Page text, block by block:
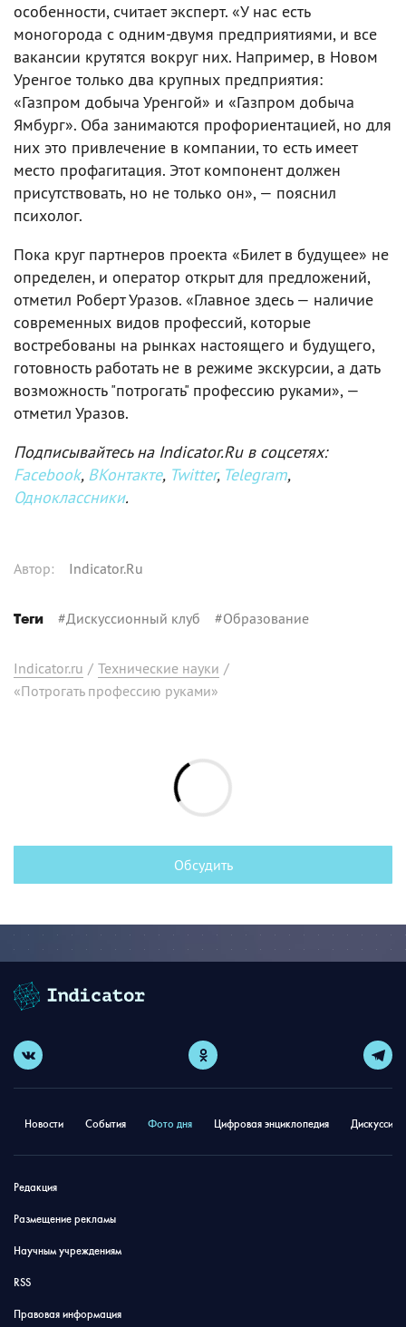
особенности, считает эксперт. «У нас есть
моногорода с одним-двумя предприятиями, и все
вакансии крутятся вокруг них. Например, в Новом
Уренгое только два крупных предприятия:
«Газпром добыча Уренгой» и «Газпром добыча
Ямбург». Оба занимаются профориентацией, но для
них это привлечение в компании, то есть имеет
место профагитация. Этот компонент должен
присутствовать, но не только он», — пояснил
психолог.
Пока круг партнеров проекта «Билет в будущее» не
определен, и оператор открыт для предложений,
отметил Роберт Уразов. «Главное здесь — наличие
современных видов профессий, которые
востребованы на рынках настоящего и будущего,
готовность работать не в режиме экскурсии, а дать
возможность "потрогать" профессию руками», —
отметил Уразов.
Подписывайтесь на Indicator.Ru в соцсетях:
Facebook, ВКонтакте, Twitter, Telegram,
Одноклассники.
Автор: Indicator.Ru
Теги #Дискуссионный клуб #Образование
Indicator.ru / Технические науки /
«Потрогать профессию руками»
Обсудить
Новости События Фото дня Цифровая энциклопедия
Редакция
Размещение рекламы
Научным учреждениям
RSS
Правовая информация